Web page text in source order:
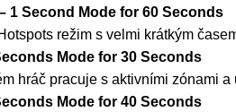
1 Second Mode for 60 Seconds
režim s velmi krátkým
Mode for 30 Seconds
hráč pracuje s aktivními zónami
Mode for 40 Seconds